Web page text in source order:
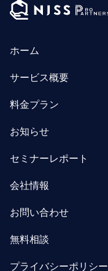
ホーム
サービス概要
料金プラン
お知らせ
セミナーレポート
会社情報
お問い合わせ
無料相談
プライバシーポリシー